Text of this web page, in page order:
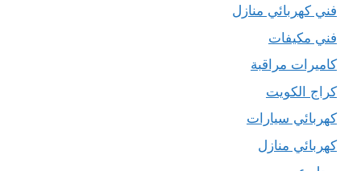
فني كهربائي منازل
فني مكيفات
كاميرات مراقبة
كراج الكويت
كهربائي سيارات
كهربائي منازل